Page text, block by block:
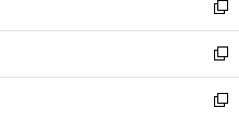
で
開
く
ド
ウ
で
開
く
ィ
ン
ド
ウ
で
い
ウ
ィ
ン
ド
新
し
い
ウ
ィ
新
し
い
新